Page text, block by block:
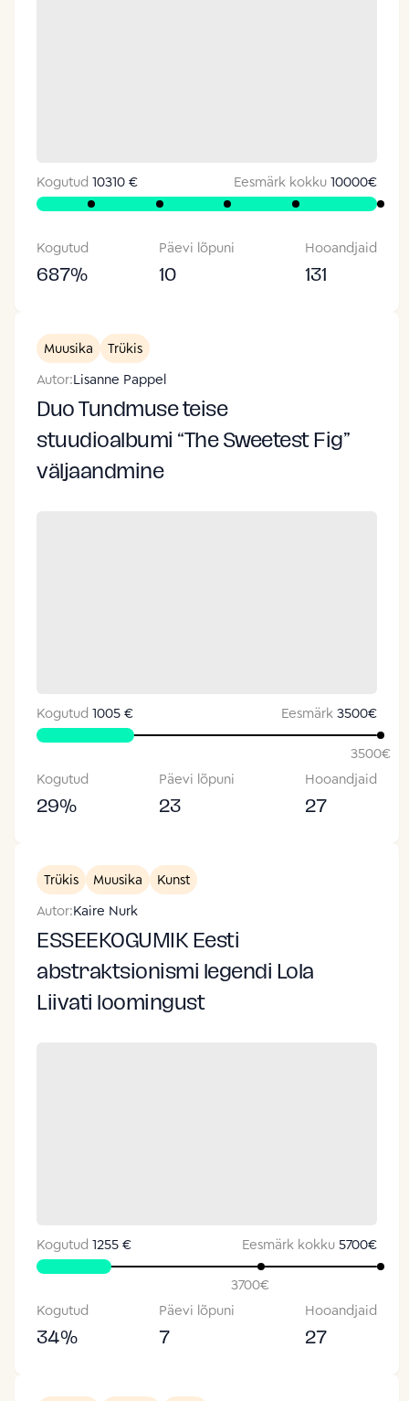
Kogutud 10310 € Eesmärk kokku 10000€
Kogutud
687%
Päevi lõpuni
10
Hooandjaid
131
Muusika
Trükis
Autor:Lisanne Pappel
Duo Tundmuse teise
stuudioalbumi “The Sweetest Fig”
väljaandmine
Kogutud 1005 € Eesmärk 3500€
3500€
Kogutud
29%
Päevi lõpuni
23
Hooandjaid
27
Trükis Muusika
Kunst
Autor:Kaire Nurk
ESSEEKOGUMIK Eesti
abstraktsionismi legendi Lola
Liivati loomingust
Kogutud 1255 € Eesmärk kokku 5700€
3700€
Kogutud
34%
Päevi lõpuni
7
Hooandjaid
27